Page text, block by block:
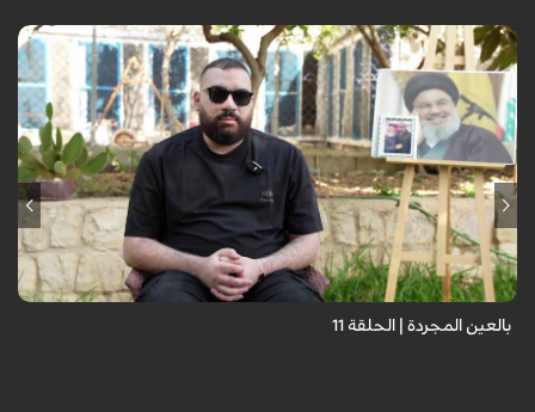
برنامج "بالعين المجردة" هو توثيق إنسانيٌّ شجاعٌ للحياة تحت وطأة الحرب،
حيث نستمع فيه إلى شهاداتٍ حيّةٍ لأشخاص عايشوا التفجيرات والدمار، فنرى
بعيونهم ت...
بالعين المجردة | الحلقة 11